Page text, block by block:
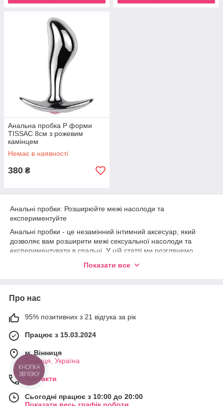
Анальна пробка P форми
TISSAC 8см з рожевим
камінцем
Немає в наявності
380 ₴
Анальні пробки: Розширюйте межі насолоди та
експериментуйте
Анальні пробки - це незамінний інтимний аксесуар, який
дозволяє вам розширити межі сексуальної насолоди та
експериментувати в спальні. У цій статті ми розглянемо
щодо їх вибору та безпечного використання.
Анальні пробки дарують вам можливість досліджувати нові
насолоду. Вони стимулюють анус та пряму кишку, які є дуже
чутливими зонами. Використовуючи анальну пробку, ви
можете збільшити інтенсивність оргазмів та отримувати нові
Поступове розширення і комфорт
Анальні пробки дозволяють поступово розширювати анус, що
допомагає забезпечити комфорт та зменшити неприємні
поступово збільшуються у розмірі. Це дозволяє вашому тілу
Показати все
Про нас
95% позитивних з 21 відгука за рік
Працює з 15.03.2024
м. Вінниця
Вінниця, Україна
Контакти
Сьогодні працює з 10:00 до 20:00
КНОПКА
ЗВ'ЯЗКУ